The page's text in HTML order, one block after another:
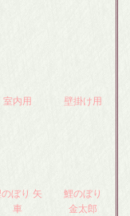
室内用 壁掛け用
ぼり 矢
車
鯉のぼり
金太郎